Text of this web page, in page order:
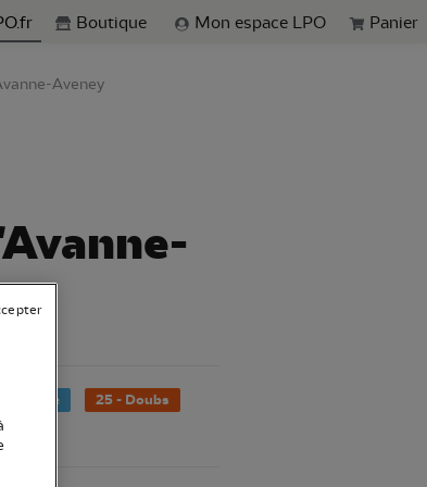
Boutique Mon espace LPO Panier
Aveney
25 - Doubs